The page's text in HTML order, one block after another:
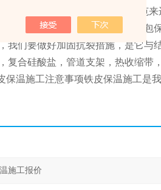
严格按照管道保温系统施工的规范
进行有效的维护呢，首先，我们包
我们要做好加固抗裂措施，是它与
复合硅酸盐，管道支架，热收缩
保温施工注意事项铁皮保温施工是